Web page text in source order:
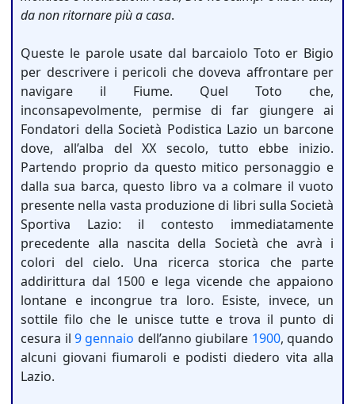
da non ritornare più a casa.
Queste le parole usate dal barcaiolo Toto er Bigio
per descrivere i pericoli che doveva affrontare per
navigare il Fiume. Quel Toto che,
inconsapevolmente, permise di far giungere ai
Fondatori della Società Podistica Lazio un barcone
dove, all’alba del XX secolo, tutto ebbe inizio.
Partendo proprio da questo mitico personaggio e
dalla sua barca, questo libro va a colmare il vuoto
presente nella vasta produzione di libri sulla Società
Sportiva Lazio: il contesto immediatamente
precedente alla nascita della Società che avrà i
colori del cielo. Una ricerca storica che parte
addirittura dal 1500 e lega vicende che appaiono
lontane e incongrue tra loro. Esiste, invece, un
sottile filo che le unisce tutte e trova il punto di
cesura il 9 gennaio dell’anno giubilare 1900, quando
alcuni giovani fiumaroli e podisti diedero vita alla
Lazio.